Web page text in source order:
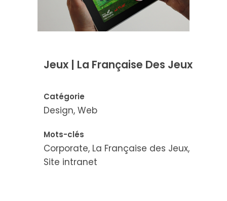
Jeux | La Française Des Jeux
Catégorie
Design, Web
Mots-clés
Corporate, La Française des Jeux,
Site intranet